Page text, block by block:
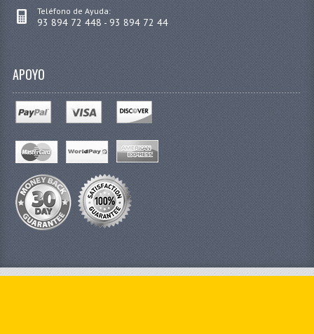
Teléfono de Ayuda:
93 894 72 448 - 93 894 72 44
APOYO